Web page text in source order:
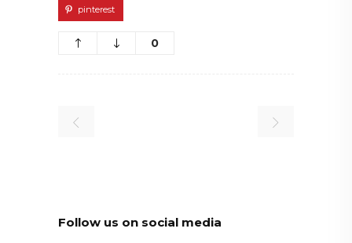
pinterest
0
Follow us on social media